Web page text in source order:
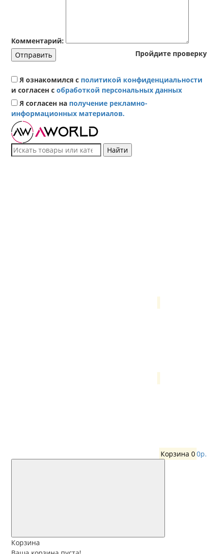
Комментарий:
Пройдите проверку
Отправить
Я ознакомился с политикой конфиденциальности
и согласен с обработкой персональных данных
Я согласен на получение рекламно-
информационных материалов.
Найти
Корзина 00р.
Корзина